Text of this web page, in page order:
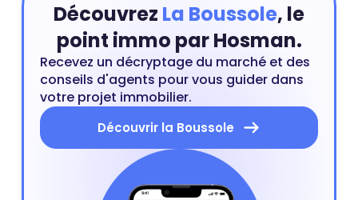
Découvrez La Boussole, le
point immo par Hosman.
Recevez un décryptage du marché et des
conseils d'agents pour vous guider dans
votre projet immobilier.
Découvrir la Boussole